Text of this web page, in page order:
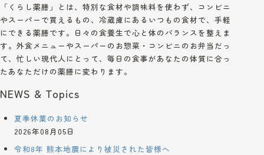
「くらし薬膳」とは、特別な食材や調味料を使わず、コンビニ
やスーパーで買えるもの、冷蔵庫にあるいつもの食材で、手軽
にできる薬膳です。日々の食養生で心と体のバランスを整えま
す。外食メニューやスーパーのお惣菜・コンビニのお弁当だっ
て、忙しい現代人にとって、毎日の食事があなたの体質に合っ
たあなただけの薬膳に変わります。
NEWS & Topics
夏季休業のお知らせ
2026年08月05日
令和8年 熊本地震により被災された皆様へ